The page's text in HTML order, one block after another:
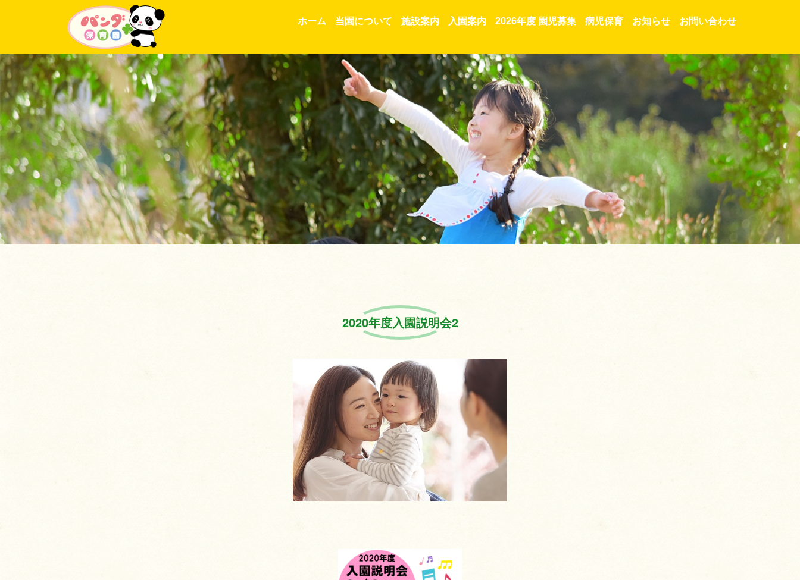
ホーム 当園について 施設案内 入園案内 2026年度 園児募集 病児保育 お知らせ お問い合わせ
2020年度入園説明会2